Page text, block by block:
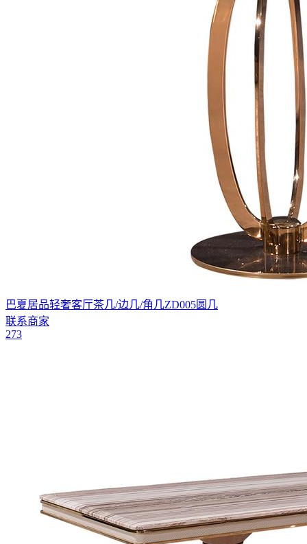
巴夏居品轻奢客厅茶几/边几/角几ZD005圆几
联系商家
273